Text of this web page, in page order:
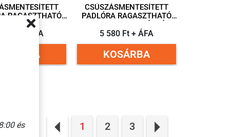
RAGASZTHATÓ
ÁTJÁRNI TILOS!
MM ÁTMÉRŐ
Ft + ÁFA
KOSÁRBA
CSÚSZÁSMENTESÍTETT
PADLÓRA RAGASZTHATÓ
VESZÉLYE 400 MM ÉLHOSSZ
5 580 Ft + ÁFA
KOSÁRBA
Previous
1 2 3 Next
és